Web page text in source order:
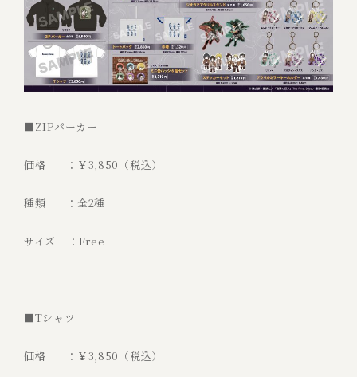
■ZIPパーカー
価格 ：￥3,850（税込）
種類 ：全2種
サイズ ：Free
■Tシャツ
価格 ：￥3,850（税込）